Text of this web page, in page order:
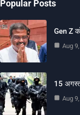
Popular Posts
Gen Z
Aug
15
Aug